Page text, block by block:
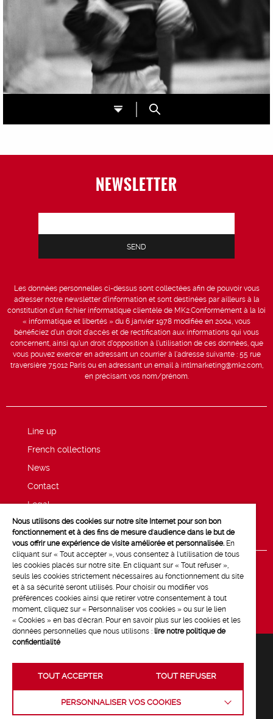
NEWSLETTER
Les données personnelles ci-dessus sont collectées afin de pouvoir vous
adresser notre newsletter d’information et sont destinées par ailleurs à la
constitution d’un fichier informatique clientèle de MK2.Conformément à la loi
« informatique et libertés » du 6 janvier 1978 modifiée en 2004, vous
bénéficiez d’un droit d’accès et de rectification aux informations qui vous
concernent, ainsi qu’un droit d’opposition à l’utilisation de ces données, que
vous pouvez exercer en adressant un courrier à l’adresse suivante : 55 rue
traversière 75012 Paris ou en adressant un email à intlmarketing@mk2.com,
en précisant vos nom/prénom.
Line up
French collections
News
Contact
Legal
Privacy and cookie policy
Crédits :La Jungle
Nous utilisons des cookies sur notre site Internet pour son bon
fonctionnement et à des fins de mesure d'audience dans le but de
vous offrir une expérience de visite améliorée et personnalisée. En
cliquant sur « Tout accepter », vous consentez à l'utilisation de tous
les cookies placés sur notre site. En cliquant sur « Tout refuser »,
seuls les cookies strictement nécessaires au fonctionnement du site
et à sa sécurité seront utilisés. Pour choisir ou modifier vos
préférences cookies ainsi que retirer votre consentement à tout
moment, cliquez sur « Personnaliser vos cookies » ou sur le lien
« Cookies » en bas d'écran. Pour en savoir plus sur les cookies et les
données personnelles que nous utilisons : lire notre politique de
confidentialité
TOUT ACCEPTER TOUT REFUSER
PERSONNALISER VOS COOKIES